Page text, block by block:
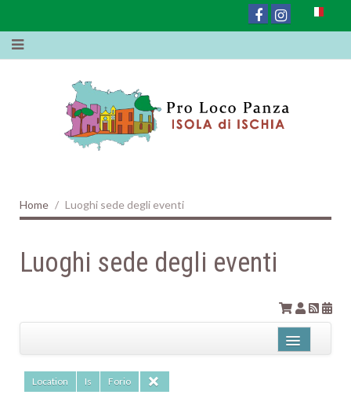
Home Luoghi sede degli eventi
Luoghi sede degli eventi
Location Is Forio